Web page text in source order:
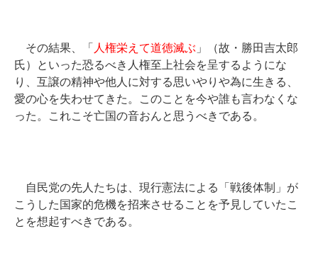
その結果、「 人権栄えて道徳滅ぶ 」（故・勝田吉太郎
氏）といった恐るべき人権至上社会を呈するようにな
り、互譲の精神や他人に対する思いやりや為に生きる、
愛の心を失わせてきた。このことを今や誰も言わなくな
った。これこそ亡国の音おんと思うべきである。
自民党の先人たちは、現行憲法による「戦後体制」が
こうした国家的危機を招来させることを予見していたこ
とを想起すべきである。